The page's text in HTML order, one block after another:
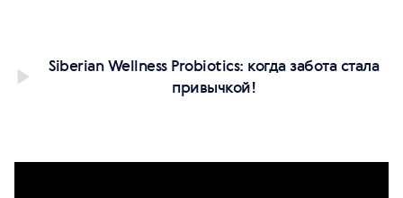
Siberian Wellness Probiotics: когда забота стала
привычкой!